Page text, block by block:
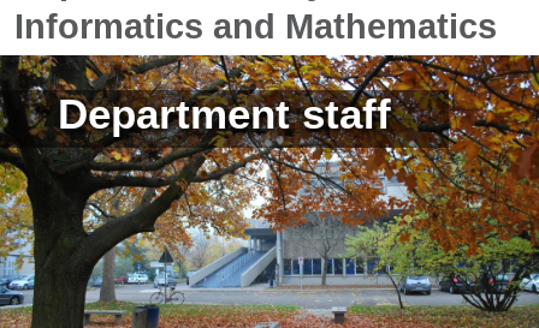
Informatics and Mathematics
Image
Department staff